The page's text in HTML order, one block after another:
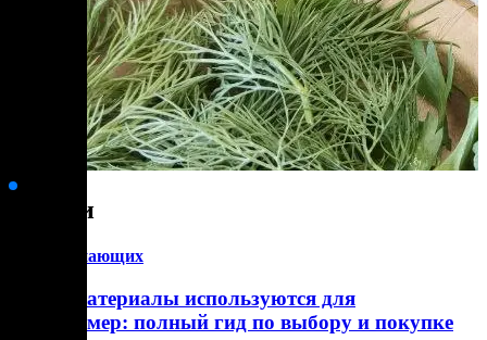
Статьи
для начинающих
Какие материалы используются для
термокамер: полный гид по выбору и покупке